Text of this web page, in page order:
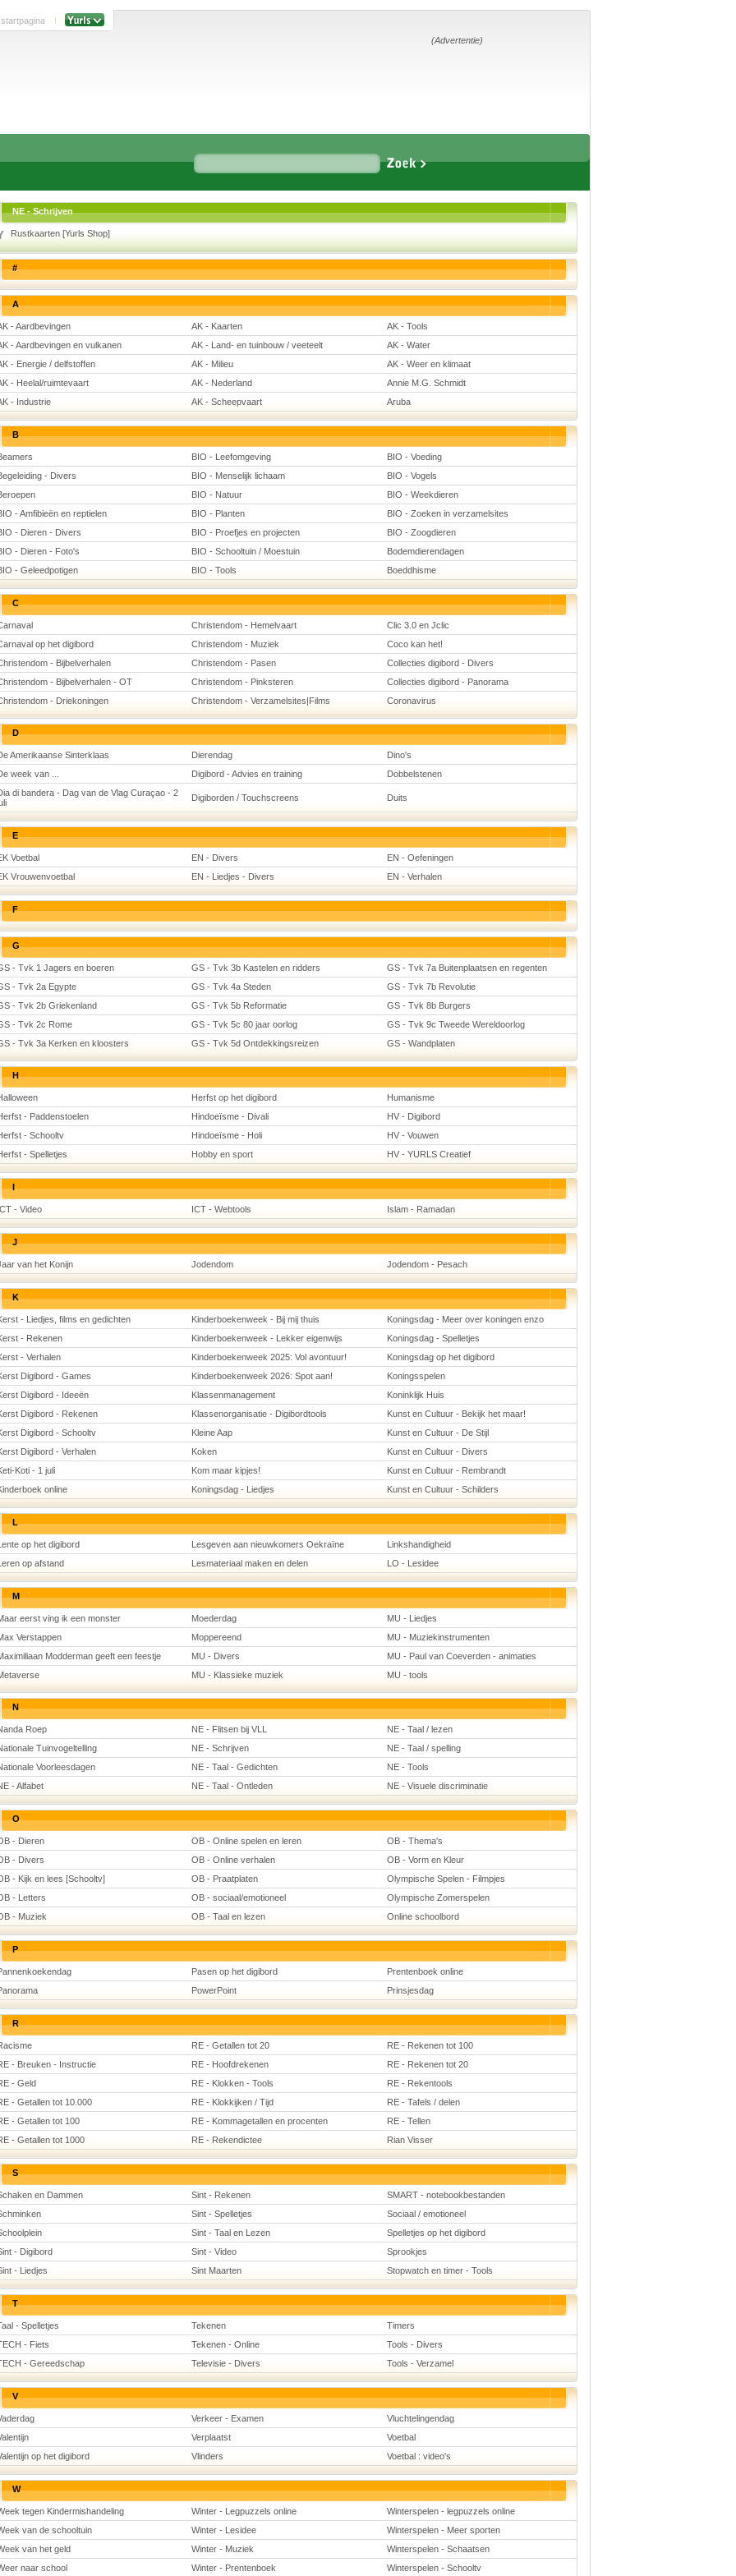
(Advertentie)
NE - Schrijven
Rustkaarten [Yurls Shop]
#
A
- Aardbevingen AK - Kaarten
AK - Tools
- Aardbevingen en vulkanen
AK - Land- en tuinbouw / veeteelt
AK - Water
- Energie / delfstoffen
AK - Milieu
AK - Weer en klimaat
- Heelal/ruimtevaart
AK - Nederland
Annie M.G. Schmidt
- Industrie
AK - Scheepvaart Aruba
B
BIO - Leefomgeving
BIO - Voeding
- Divers
BIO - Menselijk lichaam
BIO - Vogels
BIO - Natuur
BIO - Weekdieren
- Amfibieën en reptielen
BIO - Planten
BIO - Zoeken in verzamelsites
- Dieren - Divers
BIO - Proefjes en projecten
BIO - Zoogdieren
- Dieren - Foto's
BIO - Schooltuin / Moestuin
Bodemdierendagen
- Geleedpotigen
BIO - Tools Boeddhisme
C
Christendom - Hemelvaart
Clic 3.0 en Jclic
op het digibord
Christendom - Muziek
Coco kan het!
- Bijbelverhalen
Christendom - Pasen
Collecties digibord - Divers
- Bijbelverhalen - OT
Christendom - Pinksteren
Collecties digibord - Panorama
- Driekoningen
Christendom - Verzamelsites|Films Coronavirus
D
Amerikaanse Sinterklaas Dierendag
Dino's
week van ...
Digibord - Advies en training
Dobbelstenen
di bandera - Dag van de Vlag Curaçao - 2
Digiborden / Touchscreens Duits
E
Voetbal EN - Divers
EN - Oefeningen
Vrouwenvoetbal
EN - Liedjes - Divers EN - Verhalen
F
G
- Tvk 1 Jagers en boeren GS - Tvk 3b Kastelen en ridders
GS - Tvk 7a Buitenplaatsen en regenten
- Tvk 2a Egypte
GS - Tvk 4a Steden
GS - Tvk 7b Revolutie
- Tvk 2b Griekenland
GS - Tvk 5b Reformatie
GS - Tvk 8b Burgers
- Tvk 2c Rome
GS - Tvk 5c 80 jaar oorlog
GS - Tvk 9c Tweede Wereldoorlog
- Tvk 3a Kerken en kloosters
GS - Tvk 5d Ontdekkingsreizen GS - Wandplaten
H
Herfst op het digibord
Humanisme
- Paddenstoelen
Hindoeïsme - Divali
HV - Digibord
- Schooltv
Hindoeïsme - Holi
HV - Vouwen
- Spelletjes
Hobby en sport HV - YURLS Creatief
I
- Video ICT - Webtools Islam - Ramadan
J
van het Konijn Jodendom Jodendom - Pesach
K
- Liedjes, films en gedichten Kinderboekenweek - Bij mij thuis
Koningsdag - Meer over koningen enzo
- Rekenen
Kinderboekenweek - Lekker eigenwijs
Koningsdag - Spelletjes
- Verhalen
Kinderboekenweek 2025: Vol avontuur!
Koningsdag op het digibord
Digibord - Games
Kinderboekenweek 2026: Spot aan!
Koningsspelen
Digibord - Ideeën
Klassenmanagement
Koninklijk Huis
Digibord - Rekenen
Klassenorganisatie - Digibordtools
Kunst en Cultuur - Bekijk het maar!
Digibord - Schooltv
Kleine Aap
Kunst en Cultuur - De Stijl
Digibord - Verhalen
Koken
Kunst en Cultuur - Divers
Koti - 1 juli
Kom maar kipjes!
Kunst en Cultuur - Rembrandt
online
Koningsdag - Liedjes Kunst en Cultuur - Schilders
L
op het digibord Lesgeven aan nieuwkomers Oekraïne
Linkshandigheid
op afstand
Lesmateriaal maken en delen LO - Lesidee
M
eerst ving ik een monster Moederdag
MU - Liedjes
Verstappen
Moppereend
MU - Muziekinstrumenten
Modderman geeft een feestje
MU - Divers
MU - Paul van Coeverden - animaties
MU - Klassieke muziek MU - tools
N
Roep NE - Flitsen bij VLL
NE - Taal / lezen
Tuinvogeltelling
NE - Schrijven
NE - Taal / spelling
Voorleesdagen
NE - Taal - Gedichten
NE - Tools
- Alfabet
NE - Taal - Ontleden NE - Visuele discriminatie
O
- Dieren OB - Online spelen en leren
OB - Thema's
- Divers
OB - Online verhalen
OB - Vorm en Kleur
- Kijk en lees [Schooltv]
OB - Praatplaten
Olympische Spelen - Filmpjes
- Letters
OB - sociaal/emotioneel
Olympische Zomerspelen
- Muziek
OB - Taal en lezen Online schoolbord
P
Pasen op het digibord
Prentenboek online
PowerPoint Prinsjesdag
R
RE - Getallen tot 20
RE - Rekenen tot 100
- Breuken - Instructie
RE - Hoofdrekenen
RE - Rekenen tot 20
- Geld
RE - Klokken - Tools
RE - Rekentools
- Getallen tot 10.000
RE - Klokkijken / Tijd
RE - Tafels / delen
- Getallen tot 100
RE - Kommagetallen en procenten
RE - Tellen
- Getallen tot 1000
RE - Rekendictee Rian Visser
S
en Dammen Sint - Rekenen
SMART - notebookbestanden
Sint - Spelletjes
Sociaal / emotioneel
Sint - Taal en Lezen
Spelletjes op het digibord
- Digibord
Sint - Video
Sprookjes
- Liedjes
Sint Maarten Stopwatch en timer - Tools
T
- Spelletjes Tekenen
Timers
- Fiets
Tekenen - Online
Tools - Divers
- Gereedschap
Televisie - Divers Tools - Verzamel
V
Verkeer - Examen
Vluchtelingendag
Verplaatst
Voetbal
op het digibord
Vlinders Voetbal : video's
W
tegen Kindermishandeling Winter - Legpuzzels online
Winterspelen - legpuzzels online
van de schooltuin
Winter - Lesidee
Winterspelen - Meer sporten
van het geld
Winter - Muziek
Winterspelen - Schaatsen
naar school
Winter - Prentenboek Winterspelen - Schooltv